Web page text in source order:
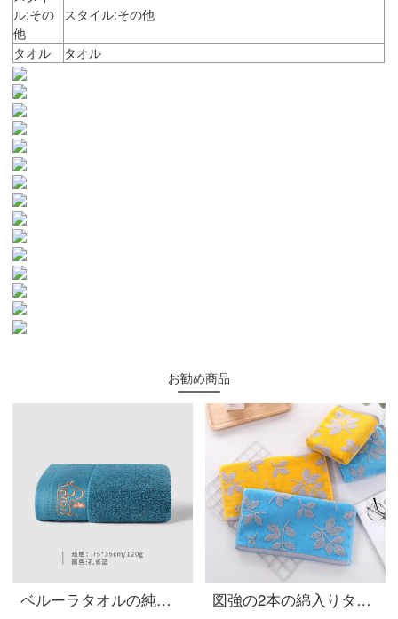
ル:その
他
スタイル:その他
タオル タオル
お勧め商品
ベルーラタオルの純綿洗顔と家庭用男女パカップルホテルの高級金牛の厚い綿を加えて、柔らかくて水を吸い込んで、毛穴のそばかすを落としません。
図強の2本の綿入りタオルは家庭用の柔軟で快適です。大人カップルの男女は厚いカットの绒を加えて顔を洗うタオルは青+黄34*74 cmです。